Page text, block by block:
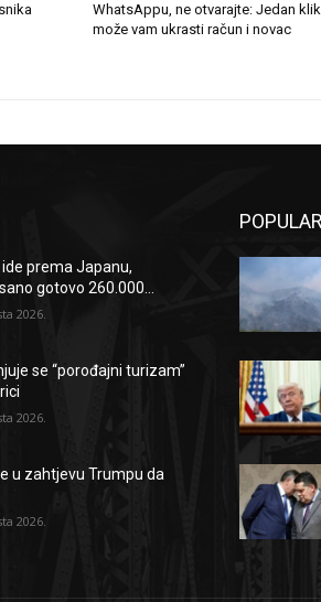
WhatsAppu, ne otvarajte: Jedan klik
može vam ukrasti račun i novac
prema Japanu,
gotovo 260.000...
2026.
se “porođajni turizam”
2026.
u zahtjevu Trumpu da
2026.